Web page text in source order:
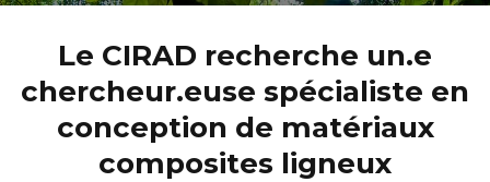
Le CIRAD recherche un.e
chercheur.euse spécialiste en
conception de matériaux
composites ligneux